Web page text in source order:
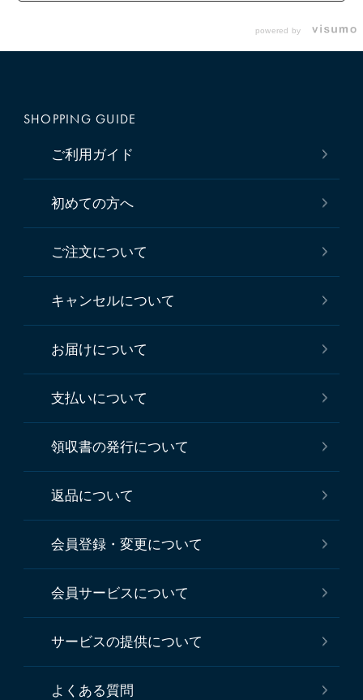
powered by
SHOPPING GUIDE
ご利用ガイド
初めての方へ
ご注文について
キャンセルについて
お届けについて
支払いについて
領収書の発行について
返品について
会員登録・変更について
会員サービスについて
サービスの提供について
よくある質問